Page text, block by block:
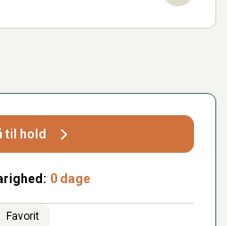
til hold
0 dage
Favorit